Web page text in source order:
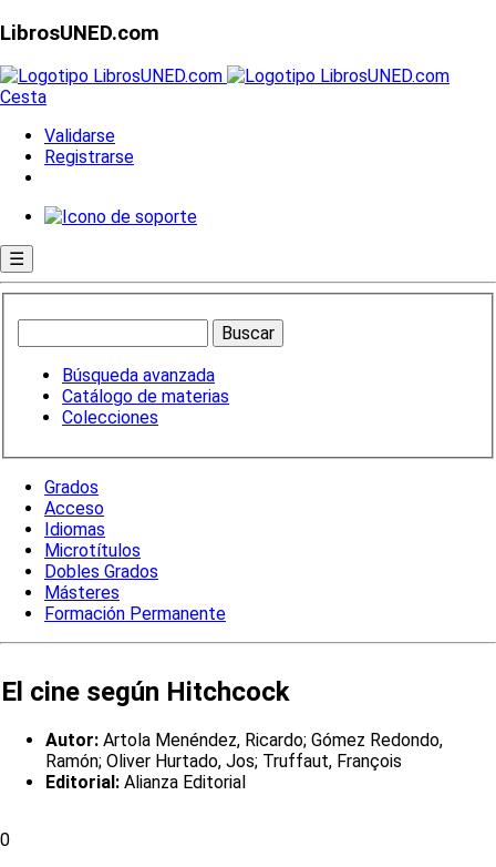
LibrosUNED.com
Cesta
Validarse
Registrarse
☰
Búsqueda avanzada
Catálogo de materias
Colecciones
Grados
Acceso
Idiomas
Microtítulos
Dobles Grados
Másteres
Formación Permanente
El cine según Hitchcock
Autor: Artola Menéndez, Ricardo; Gómez Redondo,
Ramón; Oliver Hurtado, Jos; Truffaut, François
Editorial: Alianza Editorial
0